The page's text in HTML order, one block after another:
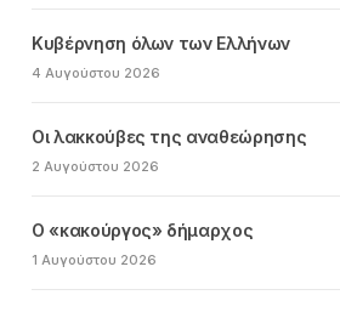
Κυβέρνηση όλων των Ελλήνων
4 Αυγούστου 2026
Οι λακκούβες της αναθεώρησης
2 Αυγούστου 2026
Ο «κακούργος» δήμαρχος
1 Αυγούστου 2026